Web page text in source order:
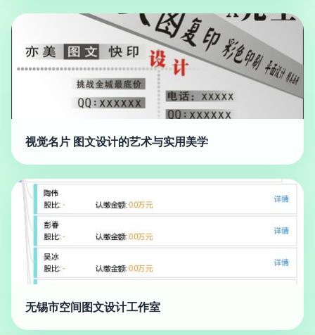
视觉名片 图文设计的艺术与实用美学
无锡市空间图文设计工作室